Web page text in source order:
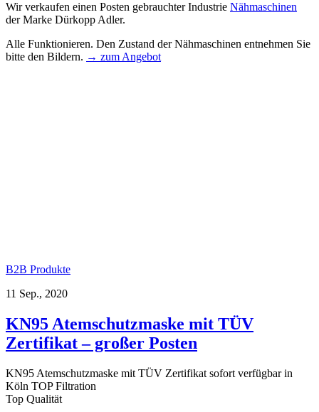
Wir verkaufen einen Posten gebrauchter Industrie Nähmaschinen
der Marke Dürkopp Adler.
Alle Funktionieren. Den Zustand der Nähmaschinen entnehmen Sie
bitte den Bildern. → zum Angebot
B2B Produkte
11 Sep., 2020
KN95 Atemschutzmaske mit TÜV
Zertifikat – großer Posten
KN95 Atemschutzmaske mit TÜV Zertifikat sofort verfügbar in
Köln TOP Filtration
Top Qualität